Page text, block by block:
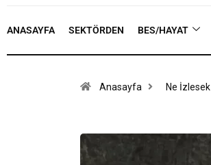
ANASAYFA SEKTÖRDEN BES/HAYAT
Anasayfa Ne İzlesek